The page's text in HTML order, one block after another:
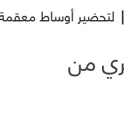
| لتحضير أوساط معقمة
من